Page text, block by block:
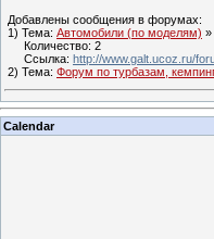
Добавлены сообщения в форумах:
1) Тема: Автомобили (по моделям) »
Количество: 2
Ссылка: http://www.galt.ucoz.ru/
2) Тема: Форум по турбазам,
Calendar